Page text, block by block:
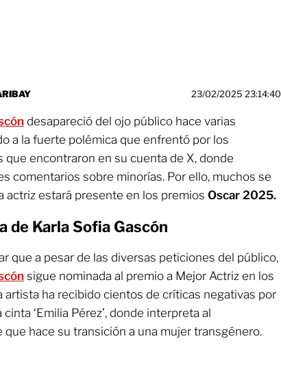
23/02/2025 23:14:40
desapareció del ojo público hace varias
a la fuerte polémica que enfrentó por los
que encontraron en su cuenta de X, donde
comentarios sobre minorías. Por ello, muchos se
actriz estará presente en los premios Oscar 2025.
de Karla Sofia Gascón
que a pesar de las diversas peticiones del público,
sigue nominada al premio a Mejor Actriz en los
artista ha recibido cientos de críticas negativas por
‘Emilia Pérez’, donde interpreta al
que hace su transición a una mujer transgénero.